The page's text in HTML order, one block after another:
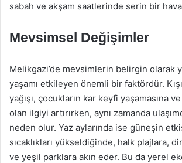
sabah ve akşam saatlerinde serin bir
Mevsimsel Değişimler
Melikgazi’de mevsimlerin belirgin olarak
yaşamı etkileyen önemli bir faktördür.
yağışı, çocukların kar keyfi yaşamasına
olan ilgiyi artırırken, aynı zamanda
neden olur. Yaz aylarında ise güneşin
sıcaklıkları yükseldiğinde, halk plajlara,
ve yeşil parklara akın eder. Bu da yerel